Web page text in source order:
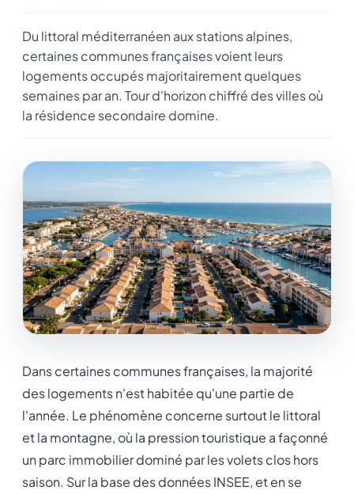
Du littoral méditerranéen aux stations alpines,
certaines communes françaises voient leurs
logements occupés majoritairement quelques
semaines par an. Tour d'horizon chiffré des villes où
la résidence secondaire domine.
Dans certaines communes françaises, la majorité
des logements n'est habitée qu'une partie de
l'année. Le phénomène concerne surtout le littoral
et la montagne, où la pression touristique a façonné
un parc immobilier dominé par les volets clos hors
saison. Sur la base des données INSEE, et en se